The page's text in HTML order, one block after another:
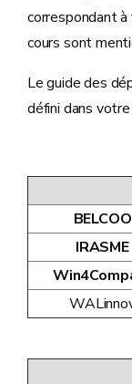
correspondant
cours sont
Le guide des
défini dans
BELCOO
IRASME